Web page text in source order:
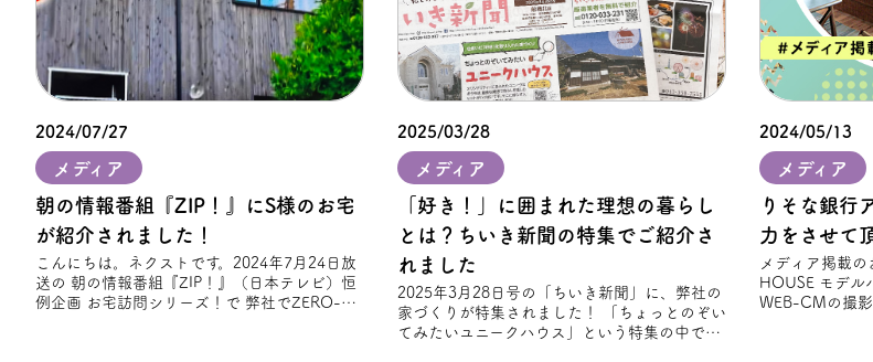
2024/07/27
メディア
朝の情報番組『ZIP！』にS様のお宅
が紹介されました！
こんにちは。ネクストです。2024年7月24日放
送の 朝の情報番組『ZIP！』（日本テレビ）恒
例企画 お宅訪問シリーズ！で 弊社でZERO-
2025/03/28
メディア
「好き！」に囲まれた理想の暮らし
とは？ちいき新聞の特集でご紹介さ
れました
2025年3月28日号の「ちいき新聞」に、弊社の
家づくりが特集されました！ 「ちょっとのぞい
てみたいユニークハウス」という特集の中で、
2024/05/13
メディア
りそな銀⾏
力をさせて
メディア掲載のお知らせ
HOUSE モデル
WEB-CMの撮影